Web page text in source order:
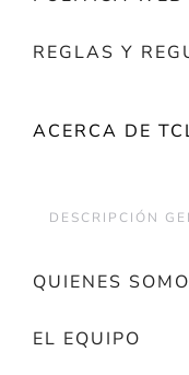
REGLAS Y
ACERCA DE
DESCRIPCIÓN
QUIENES
EL EQUIPO